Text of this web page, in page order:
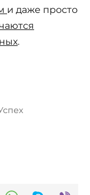
и даже просто
.